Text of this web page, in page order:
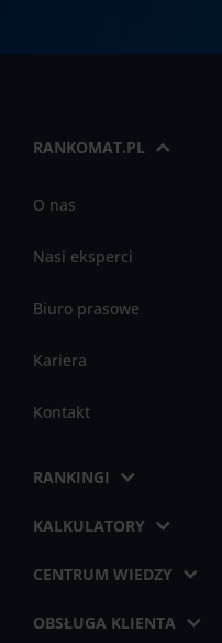
RANKOMAT.PL
O nas
Nasi eksperci
Biuro prasowe
Kariera
Kontakt
RANKINGI
KALKULATORY
CENTRUM WIEDZY
OBSŁUGA KLIENTA